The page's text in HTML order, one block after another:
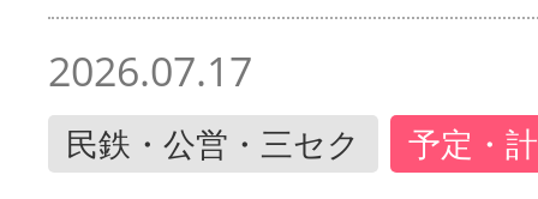
2026.07.17
民鉄・公営・三セク 予定・